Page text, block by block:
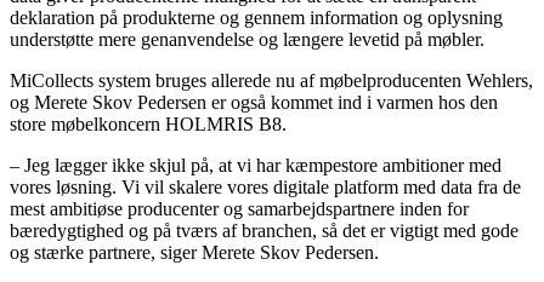
deklaration på produkterne og gennem information og oplysning
understøtte mere genanvendelse og længere levetid på møbler.
MiCollects system bruges allerede nu af møbelproducenten Wehlers,
og Merete Skov Pedersen er også kommet ind i varmen hos den
store møbelkoncern HOLMRIS B8.
– Jeg lægger ikke skjul på, at vi har kæmpestore ambitioner med
vores løsning. Vi vil skalere vores digitale platform med data fra de
mest ambitiøse producenter og samarbejdspartnere inden for
bæredygtighed og på tværs af branchen, så det er vigtigt med gode
og stærke partnere, siger Merete Skov Pedersen.